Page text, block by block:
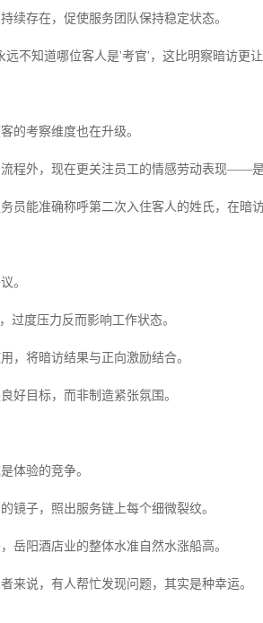
续存在，促使服务团队保持稳定状态。
不知道哪位客人是'考官'，这比明察暗访更让
的考察维度也在升级。
程外，现在更关注员工的情感劳动表现——
员能准确称呼第二次入住客人的姓氏，在暗
。
过度压力反而影响工作状态。
，将暗访结果与正向激励结合。
好目标，而非制造紧张氛围。
体验的竞争。
镜子，照出服务链上每个细微裂纹。
岳阳酒店业的整体水准自然水涨船高。
来说，有人帮忙发现问题，其实是种幸运。